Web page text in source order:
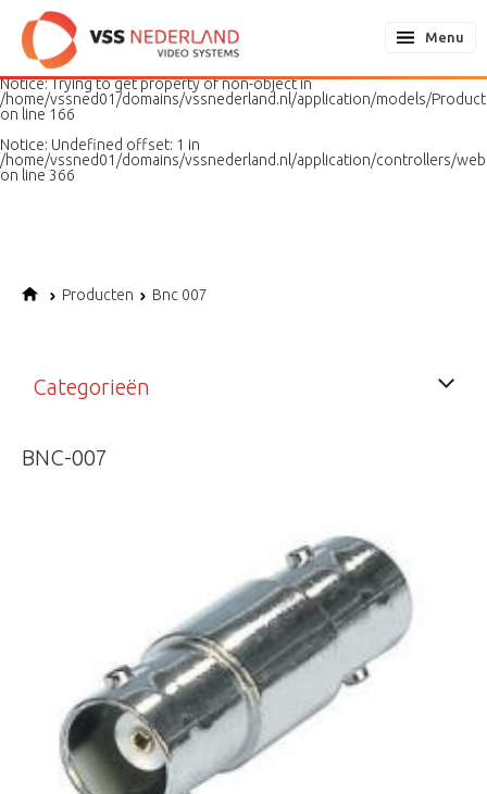
Notice: Undefined variable: page in
/home/vssned01/domains/vssnederland.nl/application/models/
on line
187
Notice: Trying to get property of non-object in
/home/vssned01/domains/vssnederland.nl/application/models/
on line 166
Notice: Undefined offset: 1 in
/home/vssned01/domains/vssnederland.nl/application/controllers/
on line 366
Menu
Producten Bnc 007
Categorieën
BNC-007